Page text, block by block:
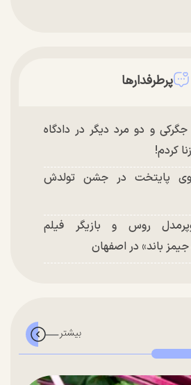
پرطرفدارها
و دو مرد دیگر در دادگاه
کردم!
پایتخت در جشن تولدش
سوپرمدل روس و بازیگر فیلم
باند» در اصفهان